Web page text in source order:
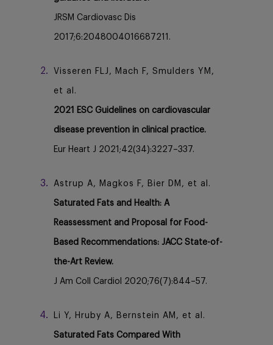
JRSM Cardiovasc Dis
2017;6:2048004016687211.
Visseren FLJ, Mach F, Smulders YM,
et al.
2021 ESC Guidelines on cardiovascular
disease prevention in clinical practice.
Eur Heart J 2021;42(34):3227–337.
Astrup A, Magkos F, Bier DM, et al.
Saturated Fats and Health: A
Reassessment and Proposal for Food-
Based Recommendations: JACC State-of-
the-Art Review.
J Am Coll Cardiol 2020;76(7):844–57.
Li Y, Hruby A, Bernstein AM, et al.
Saturated Fats Compared With